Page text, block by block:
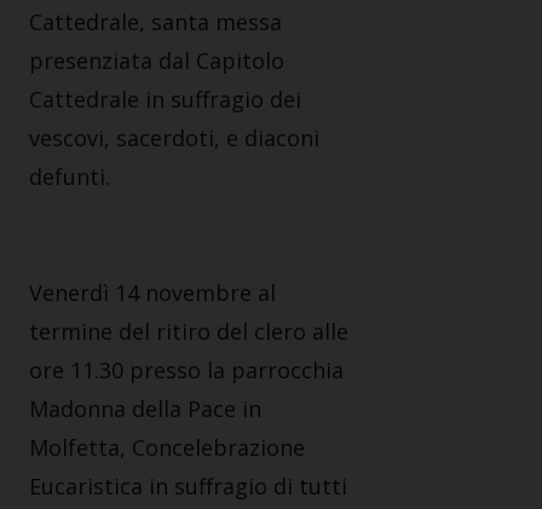
Cattedrale, santa messa
presenziata dal Capitolo
Cattedrale in suffragio dei
vescovi, sacerdoti, e diaconi
defunti.
Venerdì 14 novembre al
termine del ritiro del clero alle
ore 11.30 presso la parrocchia
Madonna della Pace in
Molfetta, Concelebrazione
Eucaristica in suffragio di tutti